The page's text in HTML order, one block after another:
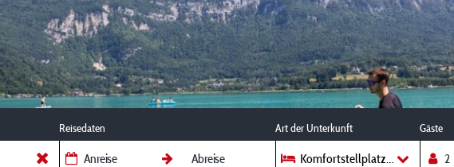
Reisedaten Art der Unterkunft
Komfortstellplatz 120 M² +
Gäste